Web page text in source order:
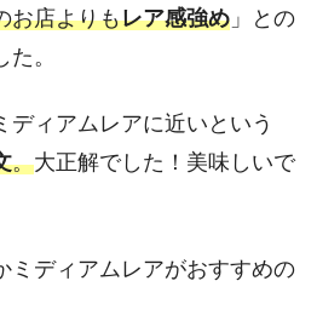
お店よりもレア感強め 」との
。
ディアムレアに近いという
。大正解でした！美味しいで
ミディアムレアがおすすめの